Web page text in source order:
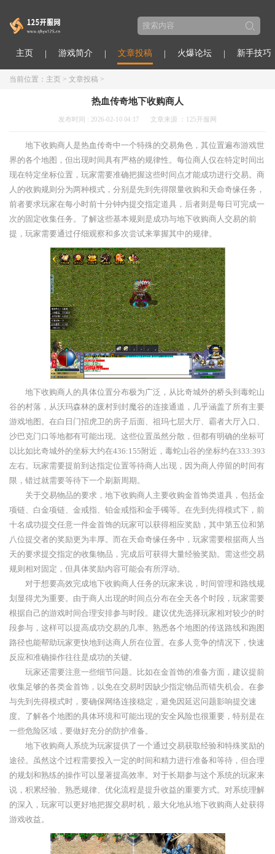
主页 游戏简介 文章投稿 火爆论坛 新手技巧
当前位置： 主页 > 文章投稿 >
热血传奇地下收购商人
发布时间 : 2026-02-10 04:17 文章来源 ：125开服网
地下收购商人是热血传奇中一个特殊的交易角色，其位置遍布游戏世
界的各个地图，但出现时间具有严格的规律性。每位商人仅在特定时间出
现在特定坐标位置，玩家需要准确把握这些时间点才能成功进行交易。商
人的收购规则分为两种模式，分别是先到先得限量收购和天命奇缘任务，
前者要求玩家在每小时前十分钟内提交指定道具，后者则是每日可完成一
次的固定收集任务。了解这些基本规则是成功与地下收购商人交易的前
提，玩家需要通过仔细观察和多次尝试来掌握其中的规律。
地下收购商人的具体位置分布极为广泛，从比奇城外的桥头到毒蛇山
谷的村落，从沃玛森林的废村到封魔谷的连接通道，几乎涵盖了所有主要
游戏地图。在白日门招虎卫的房子后面、祖玛七层大厅、霸者大厅入口、
沙巴克门口等地都有可能出现。这些位置虽然分散，但都有明确的坐标可
以比如比奇城外的坐标大约在436:155附近，毒蛇山谷的坐标约在333:393
左右。玩家需要提前到达指定位置等待商人出现，因为商人停留的时间有
限，错过就需要等待下一个刷新周期。
关于交易物品的要求，地下收购商人主要收购金首饰类道具，包括金
项链、白金项链、金戒指、铂金戒指和金手镯等。在先到先得模式下，前
十名成功提交任意一件金首饰的玩家可以获得相应奖励，其中第五位和第
八位提交者的奖励更为丰厚。而在天命奇缘任务中，玩家需要根据商人当
天的要求提交指定的收集物品，完成后可获得大量经验奖励。需这些交易
规则相对固定，但具体奖励内容可能会有所浮动。
对于想要高效完成地下收购商人任务的玩家来说，时间管理和路线规
划显得尤为重要。由于商人出现的时间点分布在全天各个时段，玩家需要
根据自己的游戏时间合理安排参与时段。建议优先选择玩家相对较少的时
段参与，这样可以提高成功交易的几率。熟悉各个地图的传送路线和跑图
路径也能帮助玩家更快地到达商人所在位置。在多人竞争的情况下，快速
反应和准确操作往往是成功的关键。
玩家还需要注意一些细节问题。比如在金首饰的准备方面，建议提前
收集足够的各类金首饰，以免在交易时因缺少指定物品而错失机会。在参
与先到先得模式时，要确保网络连接稳定，避免因延迟问题影响提交速
度。了解各个地图的具体环境和可能出现的安全风险也很重要，特别是在
一些危险区域，要做好充分的防护准备。
地下收购商人系统为玩家提供了一个通过交易获取经验和特殊奖励的
途径。虽然这个过程需要投入一定的时间和精力进行准备和等待，但合理
的规划和熟练的操作可以显著提高效率。对于长期参与这个系统的玩家来
说，积累经验、熟悉规律、优化流程是提升收益的重要方式。对系统理解
的深入，玩家可以更好地把握交易时机，最大化地从地下收购商人处获得
游戏收益。